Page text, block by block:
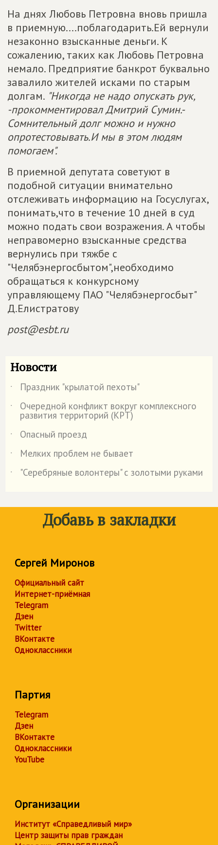
На днях Любовь Петровна вновь пришла
в приемную....поблагодарить.Ей вернули
незаконно взысканные деньги. К
сожалению, таких как Любовь Петровна
немало. Предприятие банкрот буквально
завалило жителей исками по старым
долгам. "Никогда не надо опускать рук,
-прокомментировал Дмитрий Сумин.-
Сомнительный долг можно и нужно
опротестовывать.И мы в этом людям
помогаем".
В приемной депутата советуют в
подобной ситуации внимательно
отслеживать информацию на Госуслугах,
понимать,что в течение 10 дней в суд
можно подать свои возражения. А чтобы
неправомерно взысканные средства
вернулись при тяжбе с
"Челябэнергосбытом",необходимо
обращаться к конкурсному
управляющему ПAO "Челябэнергосбыт"
Д.Елистратову
post@esbt.ru
Новости
˙
Праздник "крылатой пехоты"
˙
Очередной конфликт вокруг комплексного
развития территорий (КРТ)
˙
Опасный проезд
˙
Мелких проблем не бывает
˙
"Серебряные волонтеры" с золотыми руками
Добавь в закладки
Сергей Миронов
Официальный сайт
Интернет-приёмная
Telegram
Дзен
Twitter
ВКонтакте
Одноклассники
Партия
Telegram
Дзен
ВКонтакте
Одноклассники
YouTube
Организации
Институт «Справедливый мир»
Центр защиты прав граждан